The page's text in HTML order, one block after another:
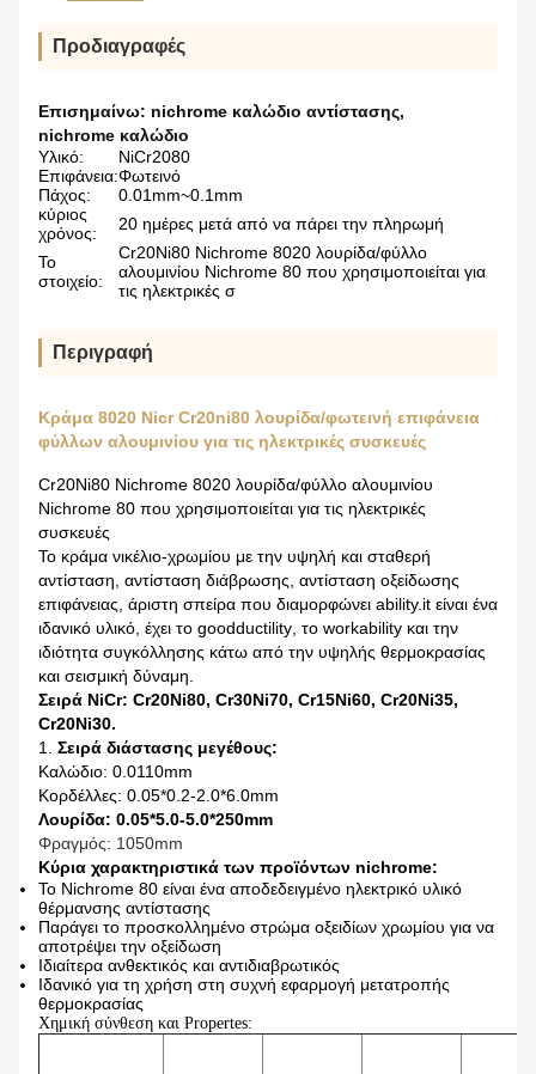
Προδιαγραφές
Επισημαίνω: nichrome καλώδιο αντίστασης,
nichrome καλώδιο
Υλικό:
NiCr2080
Επιφάνεια:Φωτεινό
Πάχος:
0.01mm~0.1mm
κύριος
χρόνος:
20 ημέρες μετά από να πάρει την πληρωμή
Το
στοιχείο:
Cr20Ni80 Nichrome 8020 λουρίδα/φύλλο
αλουμινίου Nichrome 80 που χρησιμοποιείται για
τις ηλεκτρικές σ
Περιγραφή
Κράμα 8020 Nicr Cr20ni80 λουρίδα/φωτεινή επιφάνεια
φύλλων αλουμινίου για τις ηλεκτρικές συσκευές
Cr20Ni80 Nichrome 8020 λουρίδα/φύλλο αλουμινίου
Nichrome 80 που χρησιμοποιείται για τις ηλεκτρικές
συσκευές
Το κράμα νικέλιο-χρωμίου με την υψηλή και σταθερή
αντίσταση, αντίσταση διάβρωσης, αντίσταση οξείδωσης
επιφάνειας, άριστη σπείρα που διαμορφώνει ability.it είναι ένα
ιδανικό υλικό, έχει το goodductility, το workability και την
ιδιότητα συγκόλλησης κάτω από την υψηλής θερμοκρασίας
και σεισμική δύναμη.
Σειρά NiCr: Cr20Ni80, Cr30Ni70, Cr15Ni60, Cr20Ni35,
Cr20Ni30.
1. Σειρά διάστασης μεγέθους:
Καλώδιο: 0.0110mm
Κορδέλλες: 0.05*0.2-2.0*6.0mm
Λουρίδα: 0.05*5.0-5.0*250mm
Φραγμός: 1050mm
Κύρια χαρακτηριστικά των προϊόντων nichrome:
Το Nichrome 80 είναι ένα αποδεδειγμένο ηλεκτρικό υλικό
θέρμανσης αντίστασης
Παράγει το προσκολλημένο στρώμα οξειδίων χρωμίου για να
αποτρέψει την οξείδωση
Ιδιαίτερα ανθεκτικός και αντιδιαβρωτικός
Ιδανικό για τη χρήση στη συχνή εφαρμογή μετατροπής
θερμοκρασίας
Χημική σύνθεση και Propertes: